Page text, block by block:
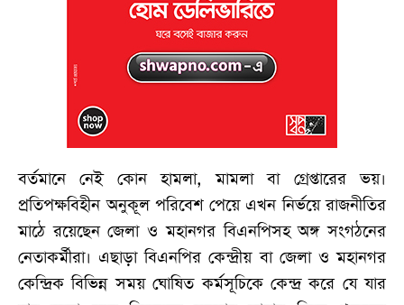
আর্কাইভ
বর্তমানে নেই কোন হামলা, মামলা বা গ্রেপ্তারের ভয়।
প্রতিপক্ষবিহীন অনুকূল পরিবেশ পেয়ে এখন নির্ভয়ে রাজনীতির
মাঠে রয়েছেন জেলা ও মহানগর বিএনপিসহ অঙ্গ সংগঠনের
নেতাকর্মীরা। এছাড়া বিএনপির কেন্দ্রীয় বা জেলা ও মহানগর
কেন্দ্রিক বিভিন্ন সময় ঘোষিত কর্মসূচিকে কেন্দ্র করে যে যার